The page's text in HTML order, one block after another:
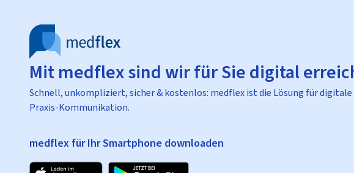
Mit medflex sind wir für Sie digital
Schnell, unkompliziert, sicher & kostenlos: medflex ist die Lösung für
Praxis-Kommunikation.
medflex für Ihr Smartphone downloaden